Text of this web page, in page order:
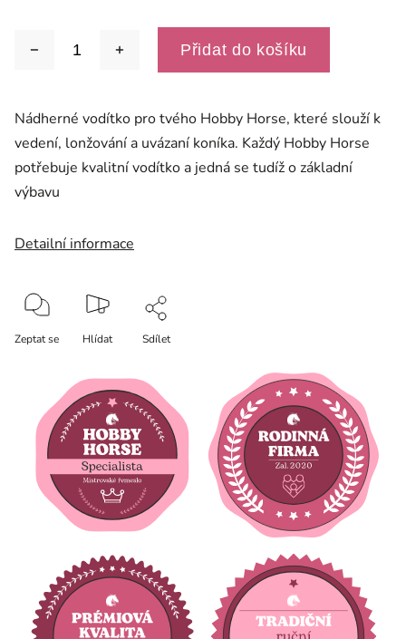
Přidat do košíku
Nádherné vodítko pro tvého Hobby Horse, které slouží k
vedení, lonžování a uvázaní koníka. Každý Hobby Horse
potřebuje kvalitní vodítko a jedná se tudíž o základní
výbavu
Detailní informace
Zeptat se Hlídat Sdílet